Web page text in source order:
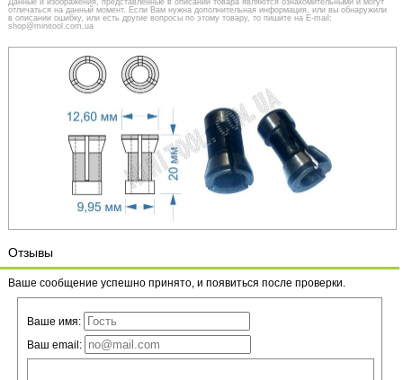
отличаться на данный момент. Если Вам нужна дополнительная информация, или вы обнаружили
в описании ошибку, или есть другие вопросы по этому товару, то пишите на E-mail:
shop@minitool.com.ua
Отзывы
Ваше сообщение успешно принято, и появиться после проверки.
Ваше имя:
Ваш email: